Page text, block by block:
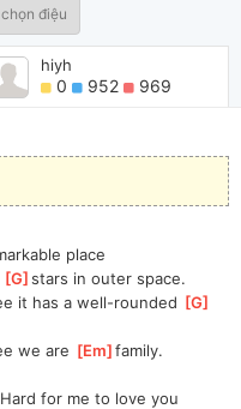
chọn điệu
hiyh
0 952 969
place
[G ]
stars in outer space.
it has a well-rounded [G
we are [Em ]
family.
for me to love you